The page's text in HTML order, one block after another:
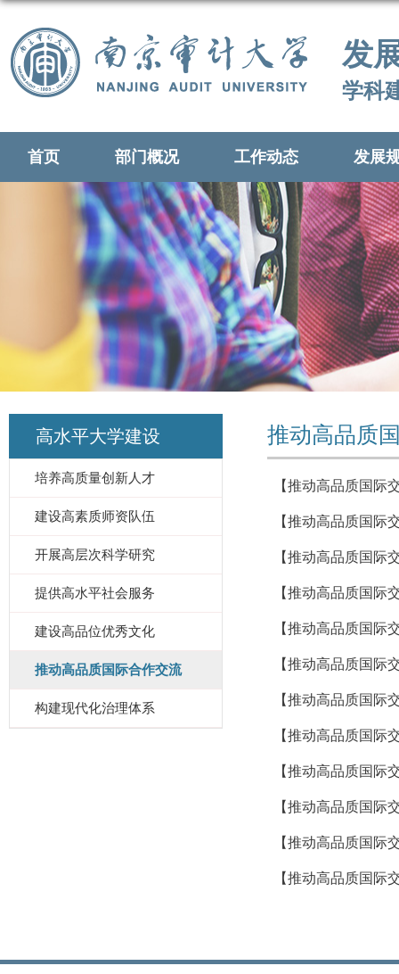
发
学科
首页 部门概况 工作动态 发展
高水平大学建设
培养高质量创新人才
建设高素质师资队伍
开展高层次科学研究
提供高水平社会服务
建设高品位优秀文化
推动高品质国际合作交流
构建现代化治理体系
推动高品质
【推动高品质国际
【推动高品质国际
【推动高品质国际
【推动高品质国际
【推动高品质国际
【推动高品质国际
【推动高品质国际
【推动高品质国际
【推动高品质国际
【推动高品质国际
【推动高品质国际
【推动高品质国际